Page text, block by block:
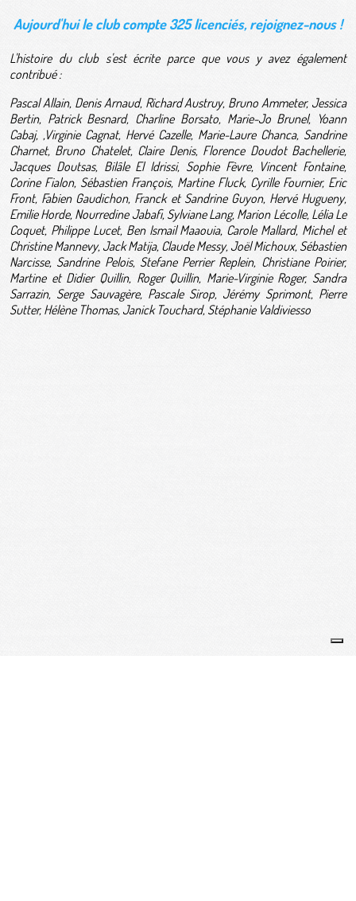
Aujourd'hui le club compte 325 licenciés, rejoignez-nous !
L'histoire du club s'est écrite parce que vous y avez également
contribué :
Pascal Allain, Denis Arnaud, Richard Austruy, Bruno Ammeter, Jessica
Bertin, Patrick Besnard, Charline Borsato, Marie-Jo Brunel, Yoann
Cabaj, ,Virginie Cagnat, Hervé Cazelle, Marie-Laure Chanca, Sandrine
Charnet, Bruno Chatelet, Claire Denis, Florence Doudot Bachellerie,
Jacques Doutsas, Bilâle El Idrissi, Sophie Fèvre, Vincent Fontaine,
Corine Fialon, Sébastien François, Martine Fluck, Cyrille Fournier, Eric
Front, Fabien Gaudichon, Franck et Sandrine Guyon, Hervé Hugueny,
Emilie Horde, Nourredine Jabafi, Sylviane Lang, Marion Lécolle, Lélia Le
Coquet, Philippe Lucet, Ben Ismail Maaouia, Carole Mallard, Michel et
Christine Mannevy, Jack Matija, Claude Messy, Joël Michoux, Sébastien
Narcisse, Sandrine Pelois, Stefane Perrier Replein, Christiane Poirier,
Martine et Didier Quillin, Roger Quillin, Marie-Virginie Roger, Sandra
Sarrazin, Serge Sauvagère, Pascale Sirop, Jérémy Sprimont, Pierre
Sutter, Hélène Thomas, Janick Touchard, Stéphanie Valdiviesso